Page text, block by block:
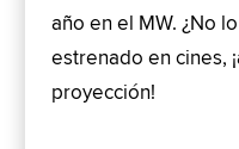
año en el MW. ¿No
estrenado en cines,
proyección!